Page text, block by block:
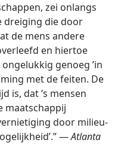
zei onlangs
dreiging die door
de mens andere
en hiertoe
genoeg ’in
met de feiten. De
is, dat ’s mensen
maatschappij
door milieu-
—Atlanta